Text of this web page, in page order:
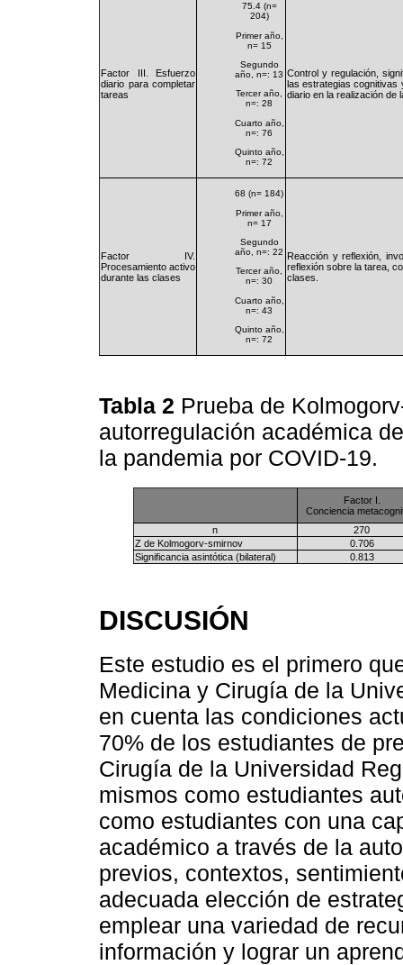
Factor III. Esfuerzo
diario para completar
tareas
75.4 (n=
204)
Primer año,
n= 15
Segundo
año, n=: 13
Tercer año,
n=: 28
Cuarto año,
n=: 76
Quinto año,
n=: 72
Control y regulación,
las estrategias cognitivas
diario en la realización de
Factor IV.
Procesamiento activo
durante las clases
68 (n= 184)
Primer año,
n= 17
Segundo
año, n=: 22
Tercer año,
n=: 30
Cuarto año,
n=: 43
Quinto año,
n=: 72
Reacción y reflexión,
reflexión sobre la tarea,
clases.
Tabla 2 Prueba de
autorregulación académica
la pandemia por COVID-19.
Factor I.
Conciencia
n
270
Z de Kolmogorv-smirnov
0.706
Significancia asintótica (bilateral)
0.813
DISCUSIÓN
Este estudio es el primero
Medicina y Cirugía de la
en cuenta las condiciones
70% de los estudiantes de
Cirugía de la Universidad
mismos como estudiantes
como estudiantes con una
académico a través de la
previos, contextos,
adecuada elección de
emplear una variedad de
información y lograr un